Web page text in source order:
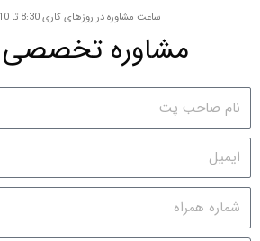
ساعت مشاوره در روزهای کاری 8:30 تا 10 | 12 تا 13
مشاوره تخصصی